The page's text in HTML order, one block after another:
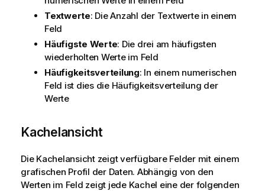
Textwerte: Die Anzahl der Textwerte in einem
Feld
Häufigste Werte: Die drei am häufigsten
wiederholten Werte im Feld
Häufigkeitsverteilung: In einem numerischen
Feld ist dies die Häufigkeitsverteilung der
Werte
Kachelansicht
Die Kachelansicht zeigt verfügbare Felder mit einem
grafischen Profil der Daten. Abhängig von den
Werten im Feld zeigt jede Kachel eine der folgenden